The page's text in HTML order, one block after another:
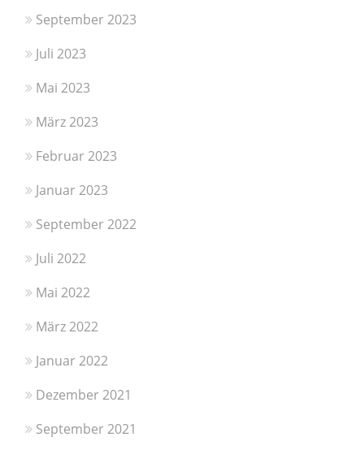
September 2023
Juli 2023
Mai 2023
März 2023
Februar 2023
Januar 2023
September 2022
Juli 2022
Mai 2022
März 2022
Januar 2022
Dezember 2021
September 2021